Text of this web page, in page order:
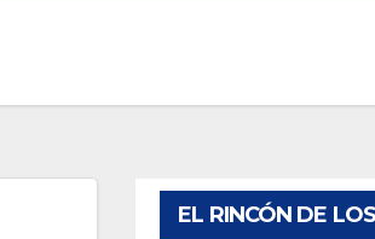
EL RINCÓN DE